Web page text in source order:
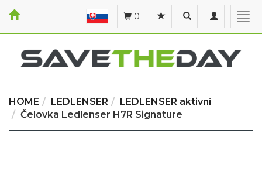
Toggle
navigation
Toggle
search
0
HOME LEDLENSER
LEDLENSER aktivní
Čelovka Ledlenser H7R Signature